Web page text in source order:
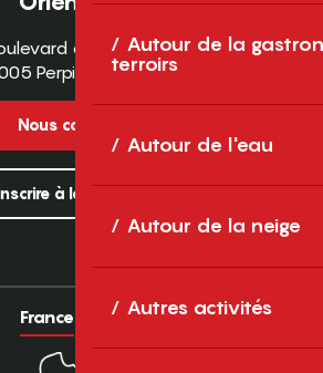
Autour de la
terroirs
Autour de l'eau
Autour de la neige
Autres activités
des Pyrénées
Perpignan Cedex
Nous contacter
à la newsletter
France Europe